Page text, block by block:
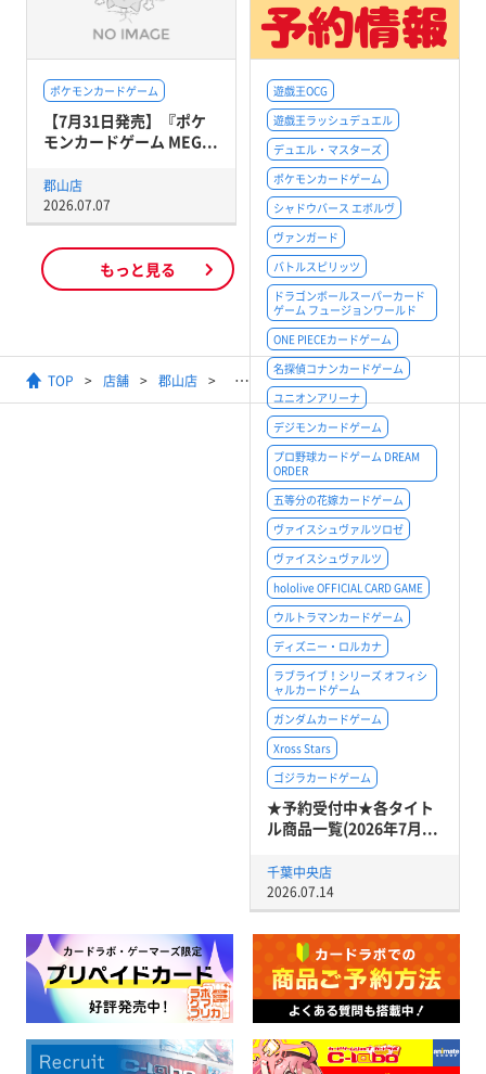
遊戯王OCG
遊戯王ラッシュデュエル
デュエル・マスターズ
ポケモンカードゲーム
シャドウバース エボルヴ
ヴァンガード
バトルスピリッツ
ドラゴンボールスーパーカード
ゲーム フュージョンワールド
ONE PIECEカードゲーム
名探偵コナンカードゲーム
ユニオンアリーナ
デジモンカードゲーム
プロ野球カードゲーム DREAM
ORDER
五等分の花嫁カードゲーム
ヴァイスシュヴァルツロゼ
ヴァイスシュヴァルツ
hololive OFFICIAL CARD GAME
ウルトラマンカードゲーム
ディズニー・ロルカナ
ラブライブ！シリーズ オフィシ
ャルカードゲーム
ガンダムカードゲーム
Xross Stars
ゴジラカードゲーム
★予約受付中★各タイト
ル商品一覧(2026年7月...
千葉中央店
2026.07.14
ポケモンカードゲーム
【7月31日発売】『ポケ
モンカードゲーム MEG...
郡山店
2026.07.07
もっと見る
TOP 店舗 郡山店 【ガンダムカードゲーム】ニュー